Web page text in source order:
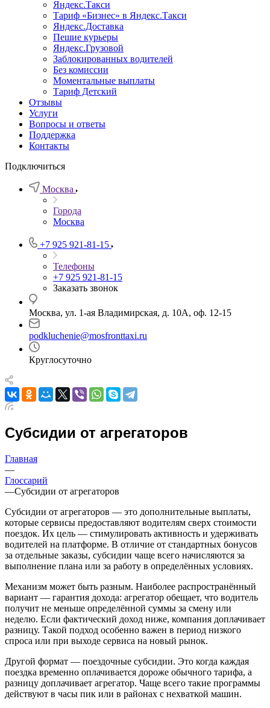
Яндекс.Такси
Тариф «Бизнес» в Яндекс.Такси
Яндекс.Доставка
Пешие курьеры
Яндекс.Грузовой
Заблокированных водителей
Без комиссии
Моментальные выплаты
Тариф Детский
Отзывы
Услуги
Вопросы и ответы
Поддержка
Контакты
Подключиться
Москва
Города
Москва
+7 925 921-81-15
Телефоны
+7 925 921-81-15
Заказать звонок
Москва, ул. 1-ая Владимирская, д. 10А, оф. 12-15
podkluchenie@mosfronttaxi.ru
Круглосуточно
Субсидии от агрегаторов
Главная
—
Глоссарий
—Субсидии от агрегаторов
Субсидии от агрегаторов — это дополнительные выплаты,
которые сервисы предоставляют водителям сверх стоимости
поездок. Их цель — стимулировать активность и удерживать
водителей на платформе. В отличие от стандартных бонусов
за отдельные заказы, субсидии чаще всего начисляются за
выполнение плана или за работу в определённых условиях.
Механизм может быть разным. Наиболее распространённый
вариант — гарантия дохода: агрегатор обещает, что водитель
получит не меньше определённой суммы за смену или
неделю. Если фактический доход ниже, компания доплачивает
разницу. Такой подход особенно важен в период низкого
спроса или при выходе сервиса на новый рынок.
Другой формат — поездочные субсидии. Это когда каждая
поездка временно оплачивается дороже обычного тарифа, а
разницу доплачивает агрегатор. Чаще всего такие программы
действуют в часы пик или в районах с нехваткой машин.